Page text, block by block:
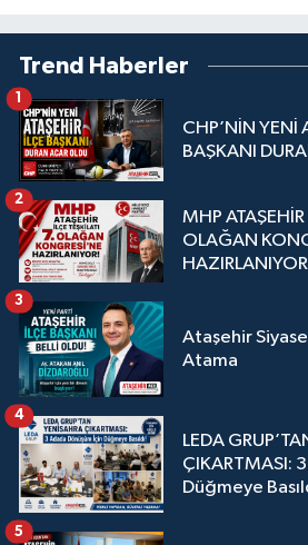
Trend Haberler
CHP’NİN YENİ
BAŞKANI
1
MHP ATAŞEHİR
OLAĞAN
2
Ataşehir
Atama
3
LEDA
ÇIKARTMASI:
Düğmeye
4
5